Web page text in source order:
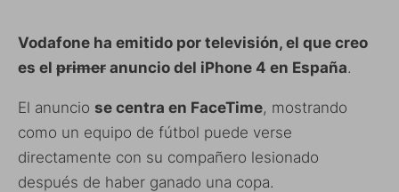
Vodafone ha emitido por televisión, el que creo
es el primer anuncio del iPhone 4 en España.
El anuncio se centra en FaceTime, mostrando
como un equipo de fútbol puede verse
directamente con su compañero lesionado
después de haber ganado una copa.